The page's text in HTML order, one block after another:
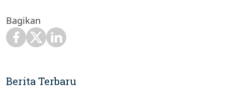
Bagikan
Berita Terbaru